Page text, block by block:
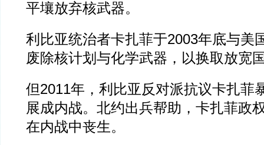
平壤放弃核武器。
利比亚统治者卡扎菲于2003年底与美
废除核计划与化学武器，以换取放宽
但2011年，利比亚反对派抗议卡扎菲
展成内战。北约出兵帮助，卡扎菲政
在内战中丧生。